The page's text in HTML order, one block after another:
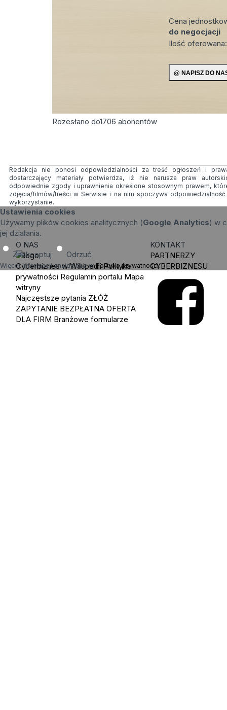
Rozesłano do1706 abonentów
Cena
do negocjacji
Ilość
Redakcja nie ponosi odpowiedzialności za treść ogłoszeń i
dostarczający materiały potwierdza, iż nie narusza praw
odpowiednie zgody i uprawnienia określone stosownym prawem,
zdjęcia/filmów/treści w Serwisie i na nim spoczywa
wykorzystanie.
Ustawienia cookies
Używamy plików cookies analitycznych (Google Analytics) w
jej działania.
Zaakceptuj Odrzuć
Więcej informacji znajdziesz wPolityka prywatności.
O NAS
Cyberbiznes w Wikipedii Polityka
prywatności Regulamin portalu Mapa
witryny
Najczęstsze pytania ZŁÓŻ
ZAPYTANIE BEZPŁATNA OFERTA
DLA FIRM Branżowe formularze
KONTAKT
PARTNERZY
CYBERBIZNESU